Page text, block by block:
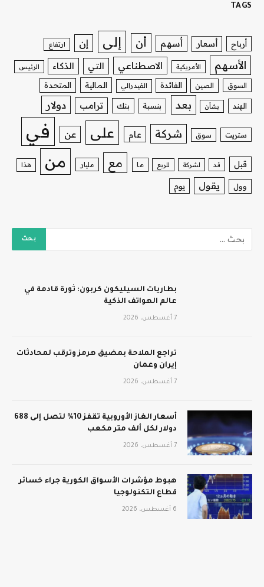
TAGS
أرباح أسعار أسهم أن إلى إن ارتفاع
الأسهم الأمريكية الاصطناعي التي الذكاء الرئيس
السوق الصين الفائدة الفيدرالي المالية المتحدة
الهند بشأن بعد بنسبة بنك ترامب دولار
ستريت سوق شركة عام على عن في
قبل قد لشركة للربع ما مع مليار من هذا
وول يقول يوم
بطاريات السيليكون كربون: ثورة قادمة في
عالم الهواتف الذكية
7 أغسطس، 2026
تراجع الملاحة بمضيق هرمز وترقب لمحادثات
إيران وعمان
7 أغسطس، 2026
أسعار الغاز الأوروبية تقفز 10% لتصل إلى 688
دولار لكل ألف متر مكعب
7 أغسطس، 2026
هبوط مؤشرات الأسواق الكورية جراء خسائر
قطاع التكنولوجيا
6 أغسطس، 2026